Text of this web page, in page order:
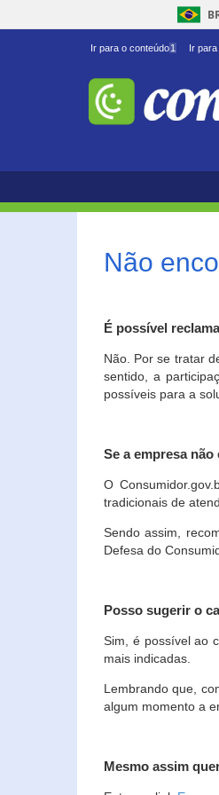
Ir para o conteúdo1 Ir
Não
É possível
Não. Por se tratar
sentido, a
possíveis para a
Se a empresa
O
tradicionais de
Sendo assim,
Defesa do
Posso sugerir o
Sim, é possível ao
mais indicadas.
Lembrando que,
algum momento a
Mesmo assim